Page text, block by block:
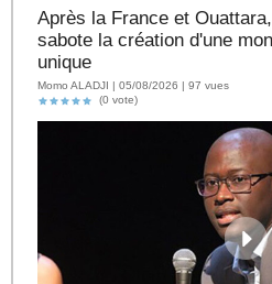
Après la France et
sabote la création d'une
unique
Momo ALADJI | 05/08/2026 | 97 vues
(0 vote)